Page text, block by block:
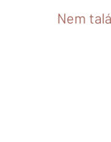
Nem